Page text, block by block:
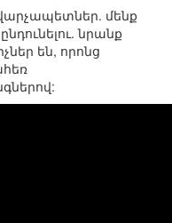
մենք
նրանք
են, որոնց